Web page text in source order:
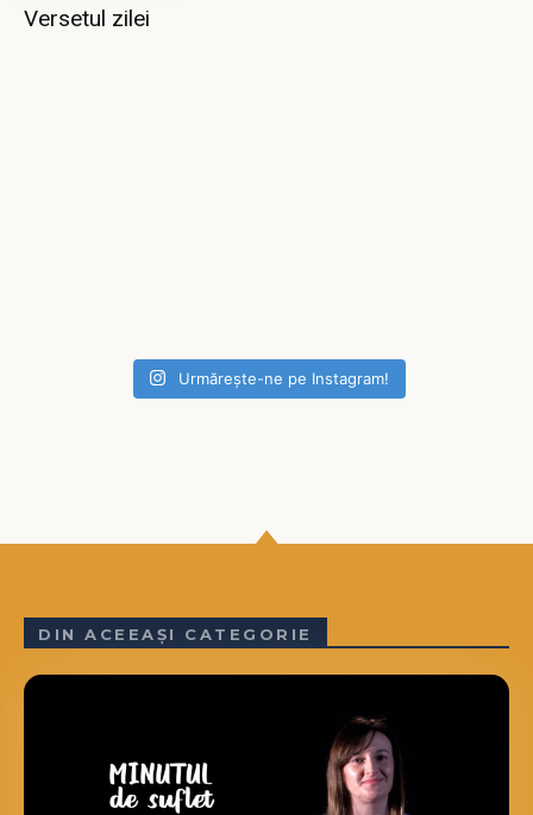
Versetul zilei
Urmărește-ne pe Instagram!
DIN ACEEAȘI CATEGORIE